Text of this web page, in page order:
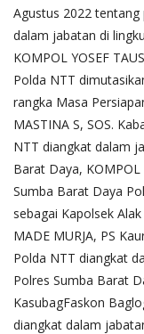
Agustus 2022
dalam jabatan di
KOMPOL YOSEF
Polda NTT
rangka Masa
MASTINA S, SOS.
NTT diangkat dalam
Barat Daya, KOMPOL
Sumba Barat Daya
sebagai Kapolsek
MADE MURJA, PS
Polda NTT diangkat
Polres Sumba Barat
KasubagFaskon
diangkat dalam